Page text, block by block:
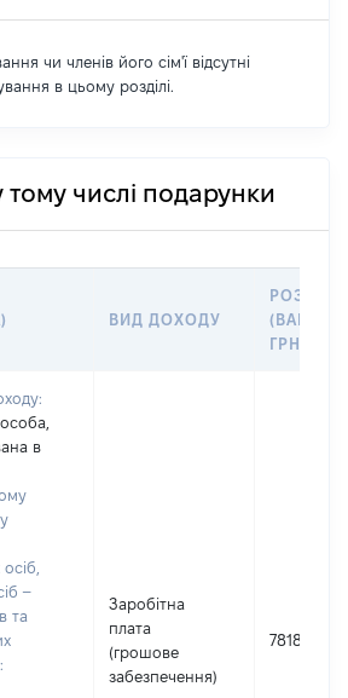
чи членів його сім'ї відсутні
в цьому розділі.
тому числі подарунки
ВИД ДОХОДУ
РОЗМІР
ГРН
в
–
та
Заробітна
плата
(грошове
забезпечення)
781859